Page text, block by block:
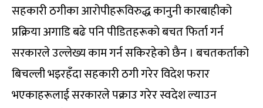
सहकारी ठगीका आरोपीहरूविरुद्ध कानुनी कारबाहीको
प्रक्रिया अगाडि बढे पनि पीडितहरूको बचत फिर्ता गर्न
सरकारले उल्लेख्य काम गर्न सकिरहेको छैन । बचतकर्ताको
बिचल्ली भइरहँदा सहकारी ठगी गरेर विदेश फरार
भएकाहरूलाई सरकारले पक्राउ गरेर स्वदेश ल्याउन